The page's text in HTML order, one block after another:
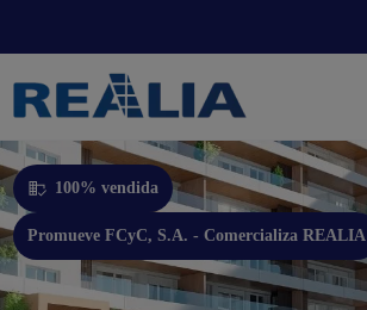
100% vendida
Promueve FCyC, S.A. - Comercializa REALIA